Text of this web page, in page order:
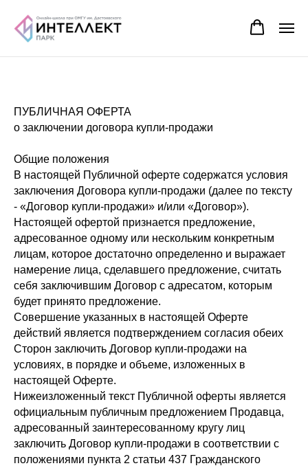
ПУБЛИЧНАЯ ОФЕРТА
о заключении договора купли-продажи
Общие положения
В настоящей Публичной оферте содержатся условия
заключения Договора купли-продажи (далее по тексту
- «Договор купли-продажи» и/или «Договор»).
Настоящей офертой признается предложение,
адресованное одному или нескольким конкретным
лицам, которое достаточно определенно и выражает
намерение лица, сделавшего предложение, считать
себя заключившим Договор с адресатом, которым
будет принято предложение.
Совершение указанных в настоящей Оферте
действий является подтверждением согласия обеих
Сторон заключить Договор купли-продажи на
условиях, в порядке и объеме, изложенных в
настоящей Оферте.
Нижеизложенный текст Публичной оферты является
официальным публичным предложением Продавца,
адресованный заинтересованному кругу лиц
заключить Договор купли-продажи в соответствии с
положениями пункта 2 статьи 437 Гражданского